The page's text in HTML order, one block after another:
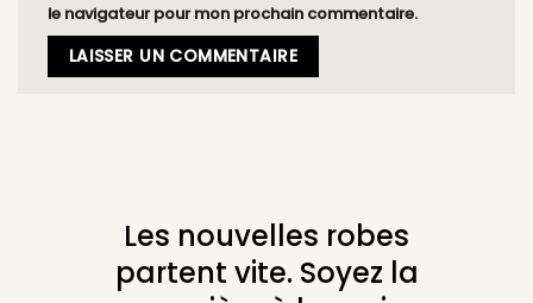
le navigateur pour mon prochain commentaire.
Les nouvelles robes
partent vite. Soyez la